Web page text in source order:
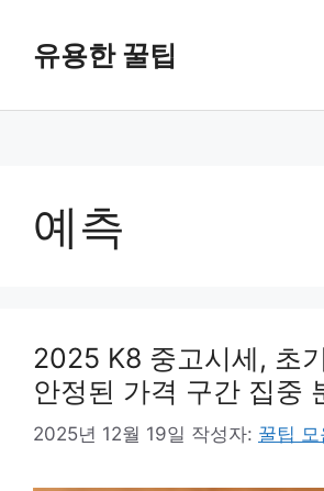
유용한 꿀팁
예측
2025 K8 중고시세, 초
안정된 가격 구간 집중
2025년 12월 19일 작성자: 꿀팁 모